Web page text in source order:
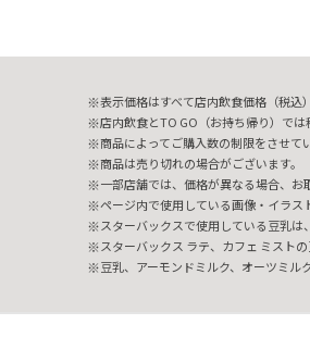
表示価格はすべて店内飲食価格（税込
店内飲食とTO GO（お持ち帰り）で
商品によってご購入数の制限をさせて
商品は売り切れの場合がございます。
一部店舗では、価格が異なる場合、お
ページ内で使用している画像・イラス
スターバックスで使用している豆乳は
スターバックス ラテ、カフェ ミスト
豆乳、アーモンドミルク、オーツミル